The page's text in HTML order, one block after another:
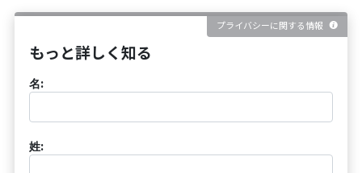
プライバシーに関する情報
もっと詳しく知る
名:
姓: